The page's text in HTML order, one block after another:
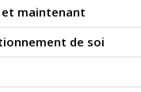
et maintenant
de soi